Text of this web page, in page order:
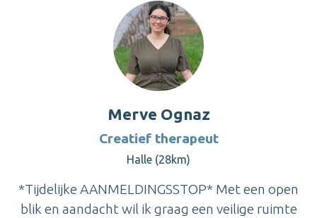
Merve Ognaz
Creatief therapeut
Halle (28km)
*Tijdelijke AANMELDINGSSTOP* Met een open
blik en aandacht wil ik graag een veilige ruimte